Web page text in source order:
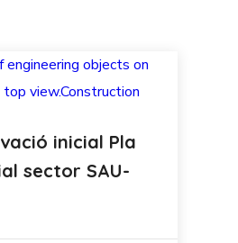
inicial Pla
sector SAU-